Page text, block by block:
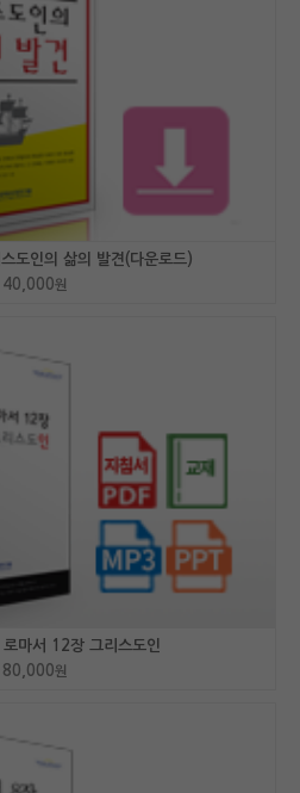
도인의 삶의 발견(다운로드)
40,000원
로마서 12장 그리스도인
80,000원